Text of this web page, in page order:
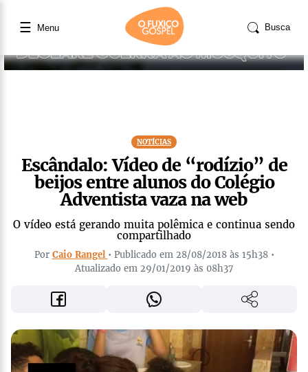
☰ Menu Busca
NOTÍCIAS
Escândalo: Vídeo de “rodízio” de
beijos entre alunos do Colégio
Adventista vaza na web
O vídeo está gerando muita polêmica e continua sendo
compartilhado
Por Caio Rangel • Publicado em 28/08/2018 às 15h38 •
Atualizado em 29/01/2019 às 08h37